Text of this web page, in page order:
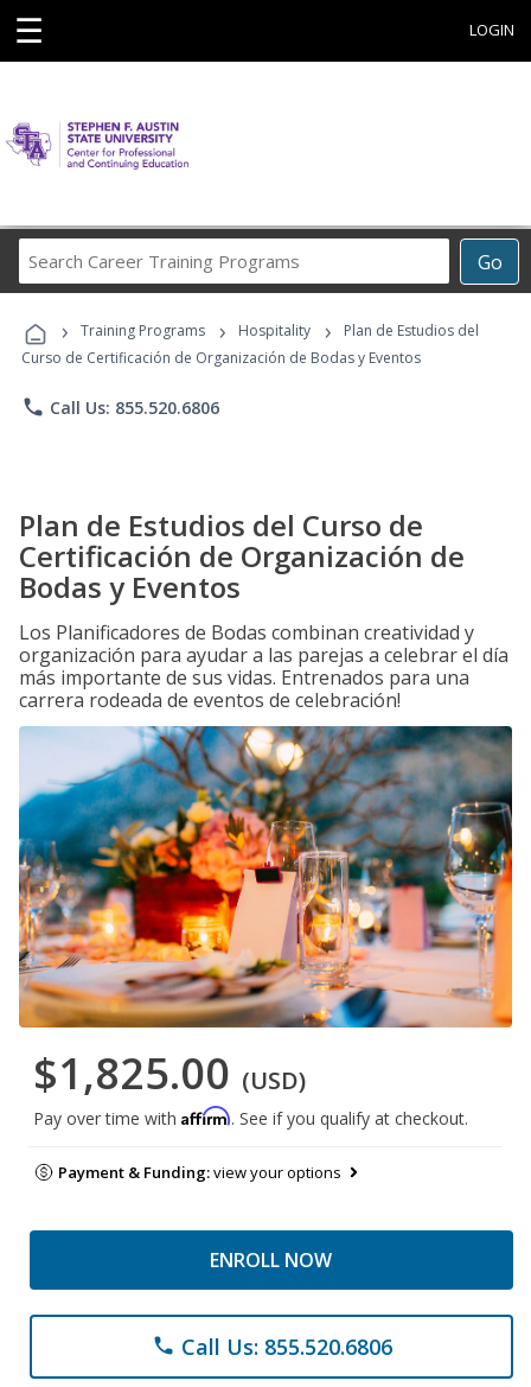
☰ LOGIN
Go
Career
Programs
› Training Programs › Hospitality ›
Plan de Estudios del
Curso de Certificación de Organización de Bodas y Eventos
phone Call Us: 855.520.6806
Plan de Estudios del Curso de
Certificación de Organización de
Bodas y Eventos
Los Planificadores de Bodas combinan creatividad y
organización para ayudar a las parejas a celebrar el día
más importante de sus vidas. Entrenados para una
carrera rodeada de eventos de celebración!
$1,825.00 (USD)
Pay over time with Affirm. See if you qualify at checkout.
Payment & Funding:view your options
ENROLL NOW
phone Call Us: 855.520.6806